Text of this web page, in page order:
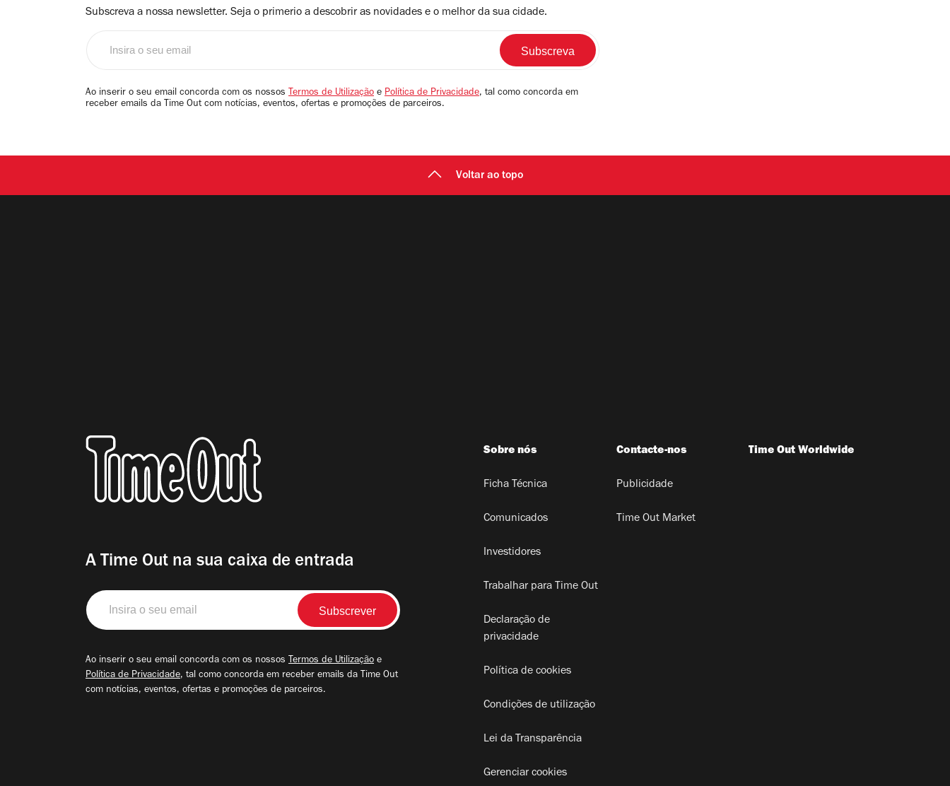
Subscreva a nossa newsletter. Seja o primerio a descobrir as novidades e o melhor da sua cidade.
email
Ao inserir o seu email concorda com os nossos Termos de Utilização e Política de Privacidade, tal como concorda em
receber emails da Time Out com notícias, eventos, ofertas e promoções de parceiros.
Voltar ao topo
A Time Out na sua caixa de entrada
Insira
o
seu
Ao inserir o seu email concorda com os nossos Termos de Utilização e
Política de Privacidade, tal como concorda em receber emails da Time Out
com notícias, eventos, ofertas e promoções de parceiros.
Sobre nós
Ficha Técnica
Comunicados
Investidores
Trabalhar para Time Out
Declaração de
privacidade
Política de cookies
Condições de utilização
Lei da Transparência
Gerenciar cookies
Contacte-nos
Publicidade
Time Out Market
Time Out Worldwide